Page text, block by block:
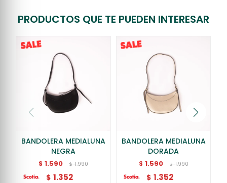
PRODUCTOS QUE TE PUEDEN INTERESAR
BANDOLERA MEDIALUNA
NEGRA
$ 1.590 $ 1.990
$ 1.352
BANDOLERA MEDIALUNA
DORADA
$ 1.590 $ 1.990
$ 1.352